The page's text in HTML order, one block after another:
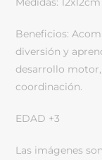
Beneficios:
diversión y
desarrollo
coordinación.
EDAD +3
Las imágenes